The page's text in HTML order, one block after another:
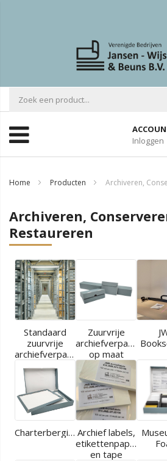
Inloggen
Home Producten Archiveren,
Archiveren,
Restaureren
Standaard
zuurvrije
archiefverpakkingen
Zuurvrije
archiefverpakkingen
op maat
Charterbergingen Archief labels,
etikettenpapier
en tape